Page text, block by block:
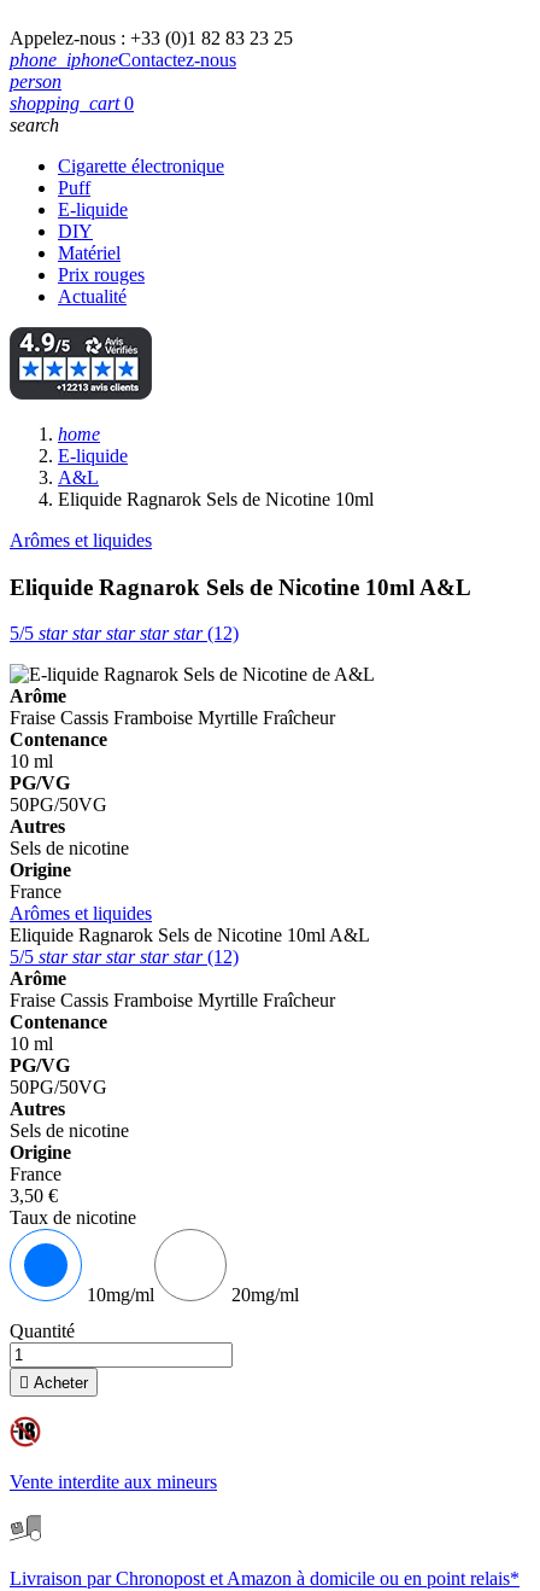
Appelez-nous : +33 (0)1 82 83 23 25
phone_iphoneContactez-nous
person
shopping_cart 0
search
Cigarette électronique
Puff
E-liquide
DIY
Matériel
Prix rouges
Actualité
home
E-liquide
A&L
Eliquide Ragnarok Sels de Nicotine 10ml
Arômes et liquides
Eliquide Ragnarok Sels de Nicotine 10ml A&L
5/5 starstarstarstarstar(12)
Arôme
Fraise Cassis Framboise Myrtille Fraîcheur
Contenance
10 ml
PG/VG
50PG/50VG
Autres
Sels de nicotine
Origine
France
Arômes et liquides
Eliquide Ragnarok Sels de Nicotine 10mlA&L
5/5 starstarstarstarstar(12)
Arôme
Fraise Cassis Framboise Myrtille Fraîcheur
Contenance
10 ml
PG/VG
50PG/50VG
Autres
Sels de nicotine
Origine
France
3,50 €
Taux de nicotine
10mg/ml
20mg/ml
Quantité
 Acheter
Vente interdite aux mineurs
Livraison par Chronopost et Amazon à domicile ou en point relais*